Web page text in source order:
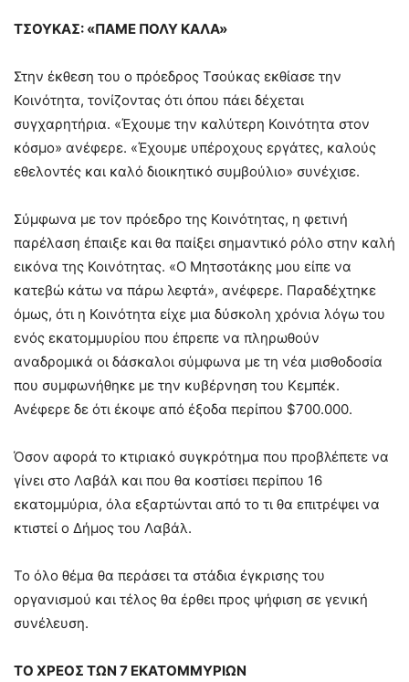
ΤΣΟΥΚΑΣ: «ΠΑΜΕ ΠΟΛΥ ΚΑΛΑ»
Στην έκθεση του ο πρόεδρος Τσούκας εκθίασε την
Κοινότητα, τονίζοντας ότι όπου πάει δέχεται
συγχαρητήρια. «Έχουμε την καλύτερη Κοινότητα στον
κόσμο» ανέφερε. «Έχουμε υπέροχους εργάτες, καλούς
εθελοντές και καλό διοικητικό συμβούλιο» συνέχισε.
Σύμφωνα με τον πρόεδρο της Κοινότητας, η φετινή
παρέλαση έπαιξε και θα παίξει σημαντικό ρόλο στην καλή
εικόνα της Κοινότητας. «Ο Μητσοτάκης μου είπε να
κατεβώ κάτω να πάρω λεφτά», ανέφερε. Παραδέχτηκε
όμως, ότι η Κοινότητα είχε μια δύσκολη χρόνια λόγω του
ενός εκατομμυρίου που έπρεπε να πληρωθούν
αναδρομικά οι δάσκαλοι σύμφωνα με τη νέα μισθοδοσία
που συμφωνήθηκε με την κυβέρνηση του Κεμπέκ.
Ανέφερε δε ότι έκοψε από έξοδα περίπου $700.000.
Όσον αφορά το κτιριακό συγκρότημα που προβλέπετε να
γίνει στο Λαβάλ και που θα κοστίσει περίπου 16
εκατομμύρια, όλα εξαρτώνται από το τι θα επιτρέψει να
κτιστεί ο Δήμος του Λαβάλ.
Το όλο θέμα θα περάσει τα στάδια έγκρισης του
οργανισμού και τέλος θα έρθει προς ψήφιση σε γενική
συνέλευση.
ΤΟ ΧΡΕΟΣ ΤΩΝ 7 ΕΚΑΤΟΜΜΥΡΙΩΝ